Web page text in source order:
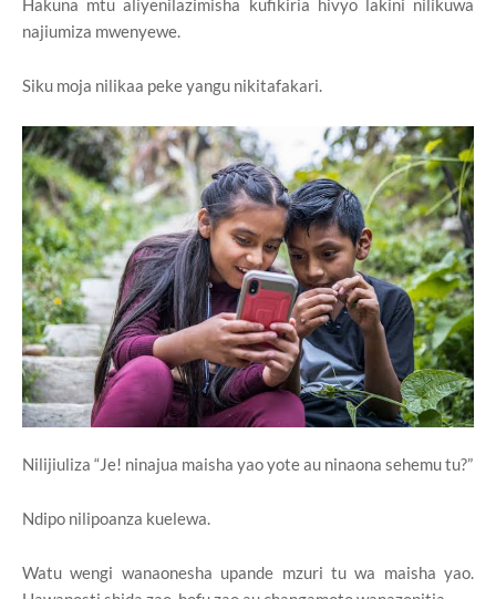
Hakuna mtu aliyenilazimisha kufikiria hivyo lakini nilikuwa
najiumiza mwenyewe.
Siku moja nilikaa peke yangu nikitafakari.
Nilijiuliza “Je! ninajua maisha yao yote au ninaona sehemu tu?”
Ndipo nilipoanza kuelewa.
Watu wengi wanaonesha upande mzuri tu wa maisha yao.